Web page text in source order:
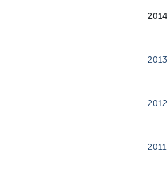
2014
2013
2012
2011